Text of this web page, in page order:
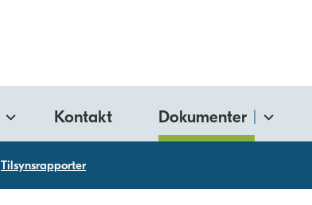
Kontakt Dokumenter
Tilsynsrapporter